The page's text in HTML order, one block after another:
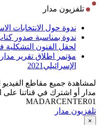
تلفزيون مدار
ندوة حول الانتخابات
ندوة بمناسبة صدور
لحقل الفنون التشكلية
الإسرائيلي2021
لمشاهدة جميع مقاطع الفيديو
مدار أو اشترك في قناتنا على
MADARCENTER01
تلفزيون مدار
×